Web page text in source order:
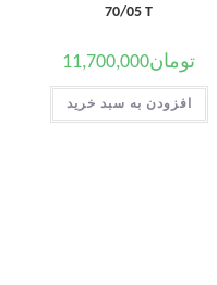
70/05 T
تومان11,700,000
افزودن به سبد خرید